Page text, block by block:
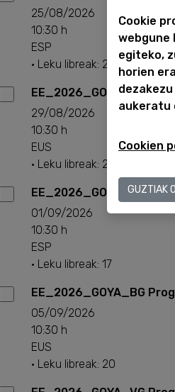
25/08/2026
10:30 h
ESP
· Leku libreak: 20
EE_2026_GOYA_BG
29/08/2026
10:30 h
EUS
· Leku libreak: 20
EE_2026_GOYA_VG
01/09/2026
10:30 h
ESP
· Leku libreak: 17
EE_2026_GOYA_BG
05/09/2026
10:30 h
EUS
· Leku libreak: 20
Cookie
webgune
egiteko,
horien
aukeratu
Cookien
GUZTIAK